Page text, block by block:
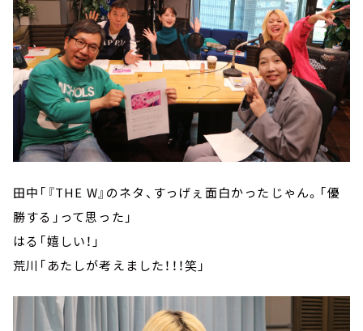
田中「『THE W』のネタ、すっげぇ面白かったじゃん。「優
勝する」って思った」
はる「嬉しい！」
荒川「あたしが考えました！！！笑」